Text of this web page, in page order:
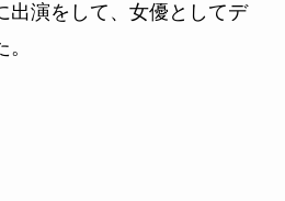
出演をして、女優としてデ